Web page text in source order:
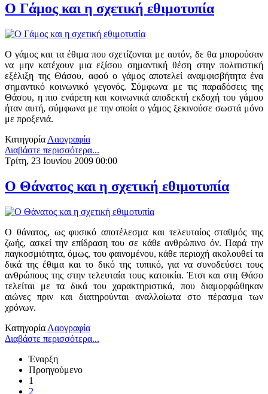
Ο Γάμος και η σχετική εθιμοτυπία
Ο γάμος και τα έθιμα που σχετίζονται με αυτόν, δε θα μπορούσαν
να μην κατέχουν μια εξίσου σημαντική θέση στην πολιτιστική
εξέλιξη της Θάσου, αφού ο γάμος αποτελεί αναμφισβήτητα ένα
σημαντικό κοινωνικό γεγονός. Σύμφωνα με τις παραδόσεις της
Θάσου, η πιο ενάρετη και κοινωνικά αποδεκτή εκδοχή του γάμου
ήταν αυτή, σύμφωνα με την οποία ο γάμος ξεκινούσε σωστά μόνο
με προξενιά.
Κατηγορία Λαογραφία
Διαβάστε περισσότερα...
Τρίτη, 23 Ιουνίου 2009 00:00
Ο Θάνατος και η σχετική εθιμοτυπία
Ο θάνατος, ως φυσικό αποτέλεσμα και τελευταίος σταθμός της
ζωής, ασκεί την επίδραση του σε κάθε ανθρώπινο όν. Παρά την
παγκοσμιότητα, όμως, του φαινομένου, κάθε περιοχή ακολουθεί τα
δικά της έθιμα και το δικό της τυπικό, για να συνοδεύσει τους
ανθρώπους της στην τελευταία τους κατοικία. Έτσι και στη Θάσο
τελείται με τα δικά του χαρακτηριστικά, που διαμορφώθηκαν
αιώνες πριν και διατηρούνται αναλλοίωτα στο πέρασμα των
χρόνων.
Κατηγορία Λαογραφία
Διαβάστε περισσότερα...
Έναρξη
Προηγούμενο
1
2